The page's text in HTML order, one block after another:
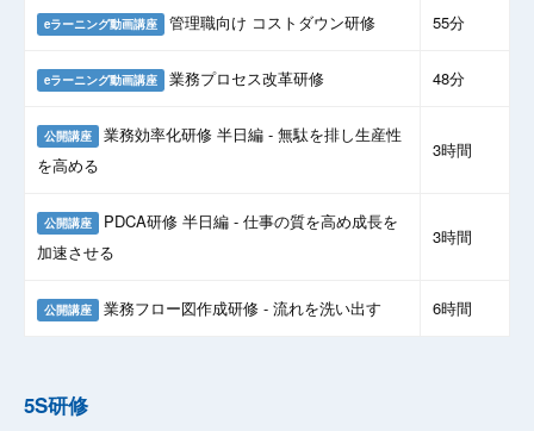
eラーニング動画講座 管理職向け コストダウン研修 55分
eラーニング動画講座 業務プロセス改革研修 48分
公開講座 業務効率化研修 半日編 - 無駄を排し生産性
を高める
3時間
公開講座 PDCA研修 半日編 - 仕事の質を高め成長を
加速させる
3時間
公開講座 業務フロー図作成研修 - 流れを洗い出す 6時間
5S研修